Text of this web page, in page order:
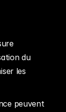
du
les
peuvent